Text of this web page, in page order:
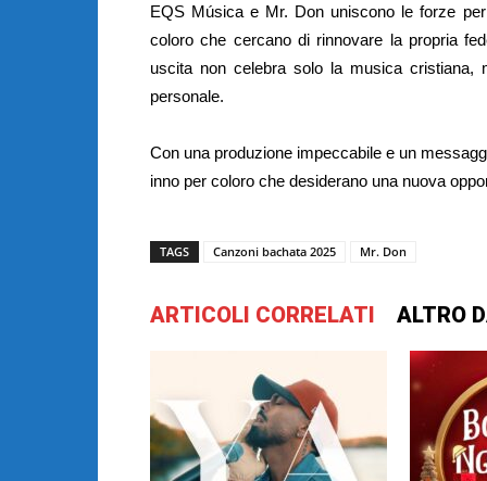
EQS Música e Mr. Don uniscono le forze
coloro che cercano di rinnovare la propria
uscita non celebra solo la musica cristiana,
personale.
Con una produzione impeccabile e un
inno per coloro che desiderano una nuova
TAGS Canzoni bachata 2025 Mr. Don
ARTICOLI CORRELATI ALTRO